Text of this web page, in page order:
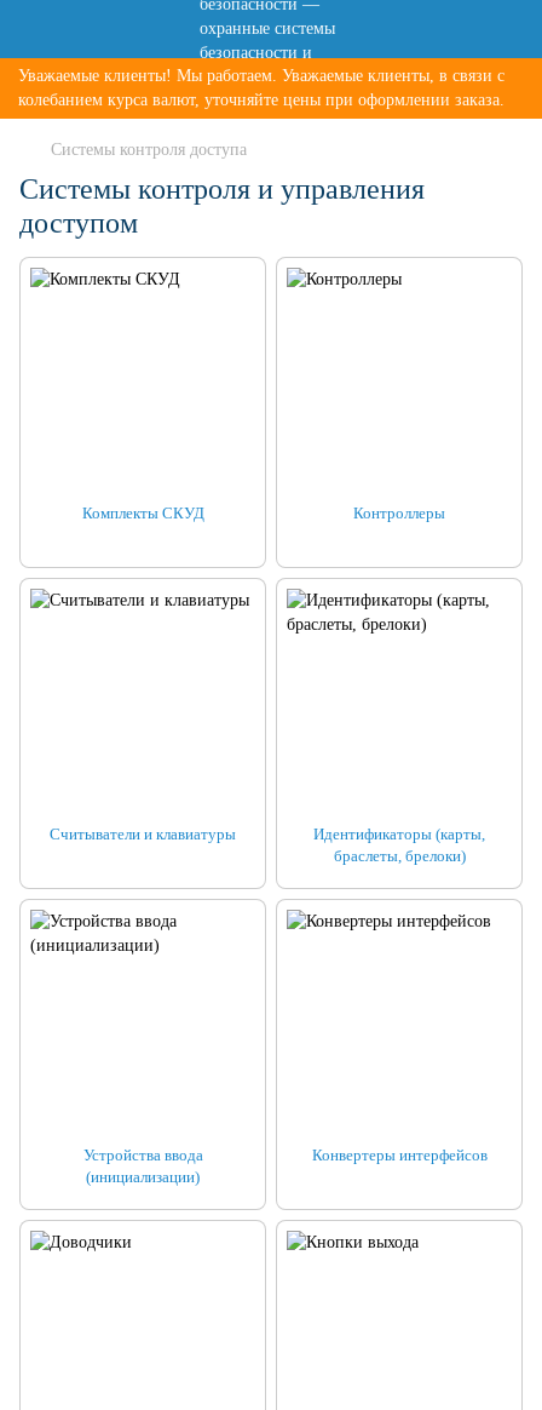
Уважаемые клиенты! Мы работаем. Уважаемые клиенты, в связи с
колебанием курса валют, уточняйте цены при оформлении заказа.
Системы контроля доступа
Системы контроля и управления
доступом
Комплекты СКУД Контроллеры
Считыватели и клавиатуры
Идентификаторы (карты,
браслеты, брелоки)
Устройства ввода
(инициализации)
Конвертеры интерфейсов